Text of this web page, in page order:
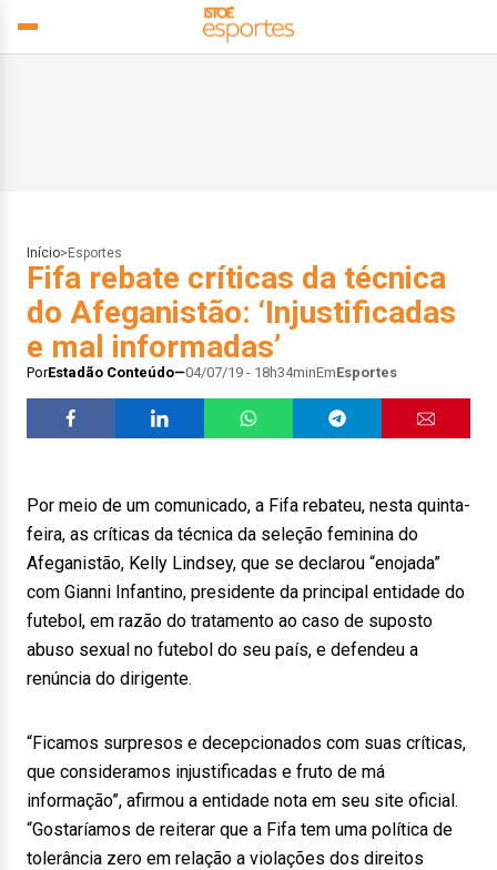
Início> Esportes
Fifa rebate críticas da técnica
do Afeganistão: ‘Injustificadas
e mal informadas’
PorEstadão Conteúdo 04/07/19 - 18h34minEmEsportes
Por meio de um comunicado, a Fifa rebateu, nesta quinta-
feira, as críticas da técnica da seleção feminina do
Afeganistão, Kelly Lindsey, que se declarou “enojada”
com Gianni Infantino, presidente da principal entidade do
futebol, em razão do tratamento ao caso de suposto
abuso sexual no futebol do seu país, e defendeu a
renúncia do dirigente.
“Ficamos surpresos e decepcionados com suas críticas,
que consideramos injustificadas e fruto de má
informação”, afirmou a entidade nota em seu site oficial.
“Gostaríamos de reiterar que a Fifa tem uma política de
tolerância zero em relação a violações dos direitos